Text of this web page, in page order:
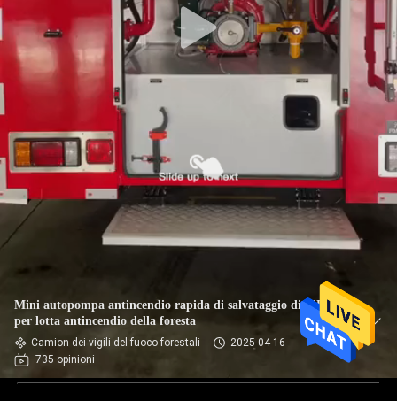
Mini autopompa antincendio rapida di salvataggio di ISUZU
per lotta antincendio della foresta
Camion dei vigili del fuoco forestali
2025-04-16
735 opinioni